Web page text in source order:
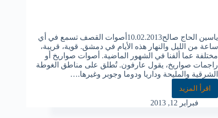
ياسين الحاج صالح10.02.2013أصوات القصف تسمع في أي
ساعة من الليل والنهار هذه الأيام في دمشق. قوية، قريبة،
مختلفة عما ألفنا في الشهور الماضية. أصوات صواريخ أو
راجمات صواريخ، يقول عارفون. تُطلق على مناطق الغوطة
الشرقية والمليحة وداريا ودوما وجوبر وغيرها.…
اقرأ المزيد
فبراير 12, 2013